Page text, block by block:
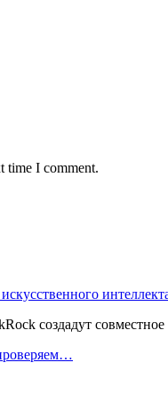
time I comment.
создадут